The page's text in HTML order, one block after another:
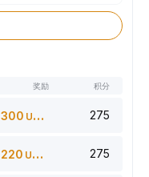
奖励 积分
300 USDT 275
220 USDT 275